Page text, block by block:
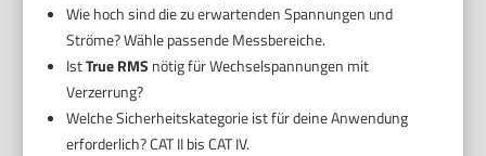
Wie hoch sind die zu erwartenden Spannungen und
Ströme? Wähle passende Messbereiche.
IstTrue RMS nötig für Wechselspannungen mit
Verzerrung?
Welche Sicherheitskategorie ist für deine Anwendung
erforderlich? CAT II bis CAT IV.